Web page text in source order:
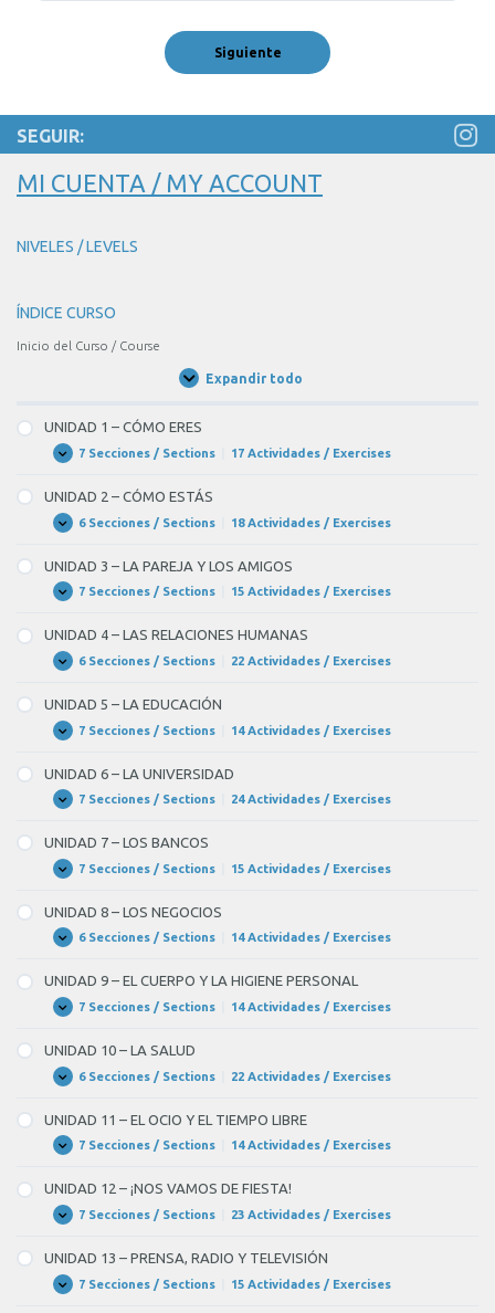
SEGUIR:
MI CUENTA / MY ACCOUNT
NIVELES / LEVELS
ÍNDICE CURSO
Inicio del Curso / Course
Expandir todo
Unidades
UNIDAD 1 – CÓMO ERES
Expandir
UNIDAD
–
CÓMO
ERES
7 Secciones / Sections 17 Actividades / Exercises
UNIDAD 2 – CÓMO ESTÁS
Expandir
UNIDAD
–
CÓMO
ESTÁS
6 Secciones / Sections 18 Actividades / Exercises
UNIDAD 3 – LA PAREJA Y LOS AMIGOS
Expandir
UNIDAD
–
LA
PAREJA
Y
AMIGOS
7 Secciones / Sections 15 Actividades / Exercises
UNIDAD 4 – LAS RELACIONES HUMANAS
Expandir
UNIDAD
–
LAS
RELACIONES
HUMANAS
6 Secciones / Sections 22 Actividades / Exercises
UNIDAD 5 – LA EDUCACIÓN
Expandir
UNIDAD
–
LA
EDUCACIÓN
7 Secciones / Sections 14 Actividades / Exercises
UNIDAD 6 – LA UNIVERSIDAD
Expandir
UNIDAD
–
LA
UNIVERSIDAD
7 Secciones / Sections 24 Actividades / Exercises
UNIDAD 7 – LOS BANCOS
Expandir
UNIDAD
–
LOS
BANCOS
7 Secciones / Sections 15 Actividades / Exercises
UNIDAD 8 – LOS NEGOCIOS
Expandir
UNIDAD
–
LOS
NEGOCIOS
6 Secciones / Sections 14 Actividades / Exercises
UNIDAD 9 – EL CUERPO Y LA HIGIENE PERSONAL
Expandir
UNIDAD
–
EL
CUERPO
Y
HIGIENE
PERSONAL
7 Secciones / Sections 14 Actividades / Exercises
UNIDAD 10 – LA SALUD
Expandir
UNIDAD
–
LA
SALUD
6 Secciones / Sections 22 Actividades / Exercises
UNIDAD 11 – EL OCIO Y EL TIEMPO LIBRE
Expandir
UNIDAD
–
EL
OCIO
Y
TIEMPO
LIBRE
7 Secciones / Sections 14 Actividades / Exercises
UNIDAD 12 – ¡NOS VAMOS DE FIESTA!
Expandir
UNIDAD
–
¡NOS
VAMOS
DE
7 Secciones / Sections 23 Actividades / Exercises
UNIDAD 13 – PRENSA, RADIO Y TELEVISIÓN
Expandir
UNIDAD7 Secciones / Sections 15 Actividades / Exercises